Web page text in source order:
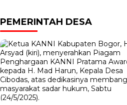
PEMERINTAH DESA